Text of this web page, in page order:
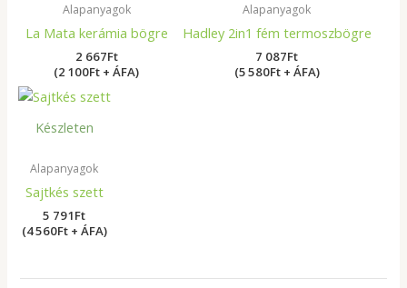
Alapanyagok
La Mata kerámia bögre
2 667Ft
(2 100Ft + ÁFA)
Alapanyagok
Hadley 2in1 fém termoszbögre
7 087Ft
(5 580Ft + ÁFA)
Készleten
Alapanyagok
Sajtkés szett
5 791Ft
(4 560Ft + ÁFA)